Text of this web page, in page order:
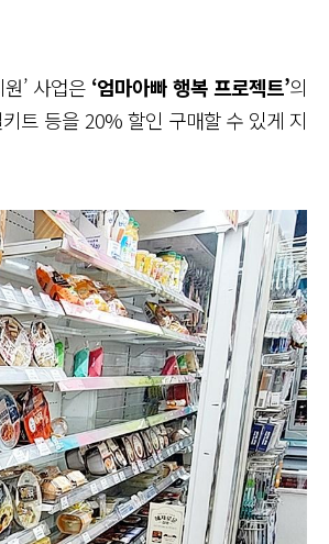
’ 사업은 ‘엄마아빠 행복 프로젝트’의
트 등을 20% 할인 구매할 수 있게 지